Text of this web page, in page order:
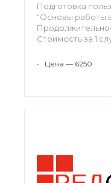
Подготовка
"Основы работы
Стоимость за 1
• Цена — 6250